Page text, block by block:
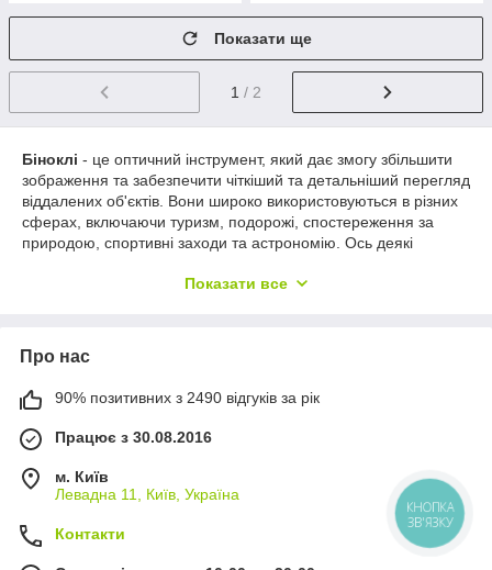
Показати ще
1 / 2
Біноклі - це оптичний інструмент, який дає змогу збільшити
зображення та забезпечити чіткіший та детальніший перегляд
віддалених об'єктів. Вони широко використовуються в різних
сферах, включаючи туризм, подорожі, спостереження за
природою, спортивні заходи та астрономію. Ось деякі
Збільшення та деталізація: Біноклі дозволяють
розглянути неозброєним оком. Це особливо корисно
далекими краєвидами та спортивними подіями.
поле зору, що означає, що ви можете охопити велику
площу або групу об'єктів одночасно. Це особливо
важливо при спостереженні за об'єктами, що
Портативність та легкість
: Біноклі доступні в різних
Показати все
Про нас
90% позитивних з 2490 відгуків за рік
Працює з 30.08.2016
м. Київ
Левадна 11, Київ, Україна
Контакти
КНОПКА
ЗВ'ЯЗКУ